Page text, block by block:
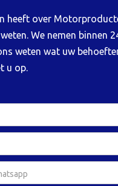
heeft over
We nemen binnen
weten wat uw
u op.